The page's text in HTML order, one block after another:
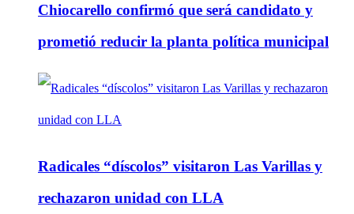
Chiocarello confirmó que será candidato y
prometió reducir la planta política municipal
Radicales “díscolos” visitaron Las Varillas y
rechazaron unidad con LLA